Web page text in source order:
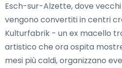
Esch-sur-Alzette, dove
vengono convertiti in centri
Kulturfabrik - un ex macello
artistico che ora ospita
mesi più caldi, organizzano